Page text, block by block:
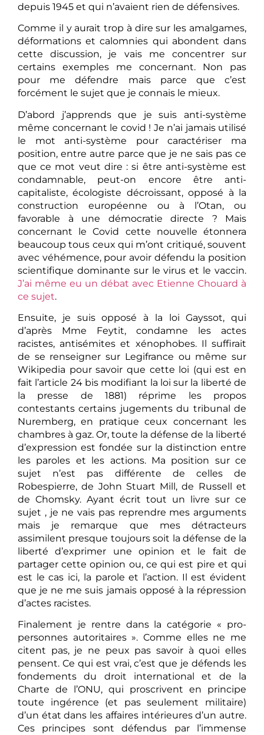
depuis 1945 et qui n’avaient rien de défensives.
Comme il y aurait trop à dire sur les amalgames,
déformations et calomnies qui abondent dans
cette discussion, je vais me concentrer sur
certains exemples me concernant. Non pas
pour me défendre mais parce que c’est
forcément le sujet que je connais le mieux.
D’abord j’apprends que je suis anti-système
même concernant le covid ! Je n’ai jamais utilisé
le mot anti-système pour caractériser ma
position, entre autre parce que je ne sais pas ce
que ce mot veut dire : si être anti-système est
condamnable, peut-on encore être anti-
capitaliste, écologiste décroissant, opposé à la
construction européenne ou à l’Otan, ou
favorable à une démocratie directe ? Mais
concernant le Covid cette nouvelle étonnera
beaucoup tous ceux qui m’ont critiqué, souvent
avec véhémence, pour avoir défendu la position
scientifique dominante sur le virus et le vaccin.
J’ai même eu un débat avec Etienne Chouard à
ce sujet.
Ensuite, je suis opposé à la loi Gayssot, qui
d’après Mme Feytit, condamne les actes
racistes, antisémites et xénophobes. Il suffirait
de se renseigner sur Legifrance ou même sur
Wikipedia pour savoir que cette loi (qui est en
fait l’article 24 bis modifiant la loi sur la liberté de
la presse de 1881) réprime les propos
contestants certains jugements du tribunal de
Nuremberg, en pratique ceux concernant les
chambres à gaz. Or, toute la défense de la liberté
d’expression est fondée sur la distinction entre
les paroles et les actions. Ma position sur ce
sujet n’est pas différente de celles de
Robespierre, de John Stuart Mill, de Russell et
de Chomsky. Ayant écrit tout un livre sur ce
sujet , je ne vais pas reprendre mes arguments
mais je remarque que mes détracteurs
assimilent presque toujours soit la défense de la
liberté d’exprimer une opinion et le fait de
partager cette opinion ou, ce qui est pire et qui
est le cas ici, la parole et l’action. Il est évident
que je ne me suis jamais opposé à la répression
d’actes racistes.
Finalement je rentre dans la catégorie « pro-
personnes autoritaires ». Comme elles ne me
citent pas, je ne peux pas savoir à quoi elles
pensent. Ce qui est vrai, c’est que je défends les
fondements du droit international et de la
Charte de l’ONU, qui proscrivent en principe
toute ingérence (et pas seulement militaire)
d’un état dans les affaires intérieures d’un autre.
Ces principes sont défendus par l’immense